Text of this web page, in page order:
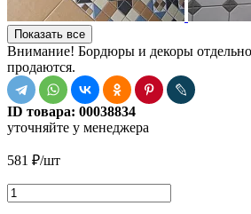
Показать все
Внимание! Бордюры и декоры
продаются.
ID товара: 00038834
уточняйте у менеджера
581 ₽/шт